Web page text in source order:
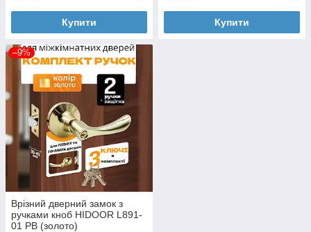
Купити Купити
–9%
Врізний дверний замок з
ручками кноб HIDOOR L891-
01 РВ (золото)